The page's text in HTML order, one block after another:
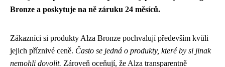
Bronze a poskytuje na ně záruku 24 měsíců.
Zákazníci si produkty Alza Bronze pochvalují především kvůli
jejich příznivé ceně. Často se jedná o produkty, které by si jinak
nemohli dovolit. Zároveň oceňují, že Alza transparentně